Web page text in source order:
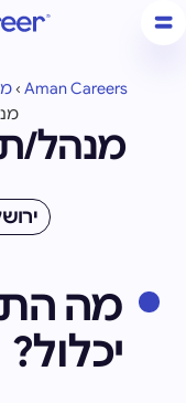
Aman Careers
›
מנהל/
מה
יכלול?